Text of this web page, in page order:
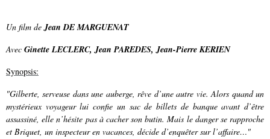
Un film de Jean DE MARGUENAT
Avec Ginette LECLERC, Jean PAREDES, Jean-Pierre KERIEN
Synopsis:
"Gilberte, serveuse dans une auberge, rêve d’une autre vie. Alors quand un
mystérieux voyageur lui confie un sac de billets de banque avant d’être
assassiné, elle n’hésite pas à cacher son butin. Mais le danger se rapproche
et Briquet, un inspecteur en vacances, décide d’enquêter sur l’affaire…"